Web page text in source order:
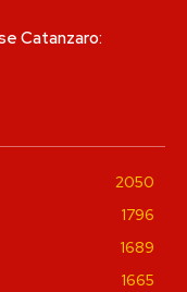
Catanzaro:
2050
1796
1689
1665